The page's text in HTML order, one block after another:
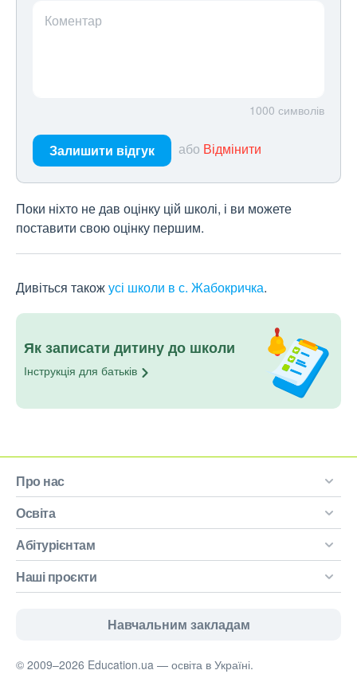
Коментар
1000 символів
Залишити відгук або Відмінити
Поки ніхто не дав оцінку цій школі, і ви можете
поставити свою оцінку першим.
Дивіться такожусі школи в с. Жабокричка.
Як записати дитину до школи
Інструкція для батьків
Про нас
Освіта
Абітурієнтам
Наші проєкти
Навчальним закладам
© 2009–2026 Education.ua — освіта в Україні.